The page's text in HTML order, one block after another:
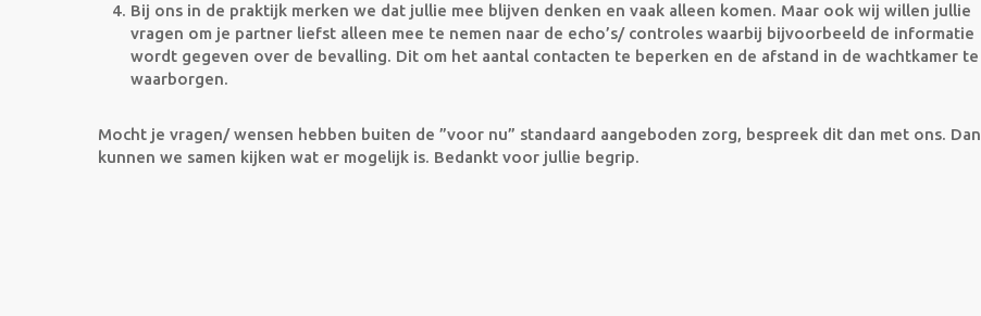
Bij ons in de praktijk merken we dat jullie mee blijven denken en vaak alleen komen. Maar ook wij willen jullie
vragen om je partner liefst alleen mee te nemen naar de echo’s/ controles waarbij bijvoorbeeld de informatie
wordt gegeven over de bevalling. Dit om het aantal contacten te beperken en de afstand in de wachtkamer te
waarborgen.
Mocht je vragen/ wensen hebben buiten de ”voor nu” standaard aangeboden zorg, bespreek dit dan met ons. Dan
kunnen we samen kijken wat er mogelijk is. Bedankt voor jullie begrip.